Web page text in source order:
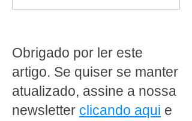
Alegre
Obrigado por ler este
artigo. Se quiser se manter
atualizado, assine a nossa
newsletter clicando aqui e